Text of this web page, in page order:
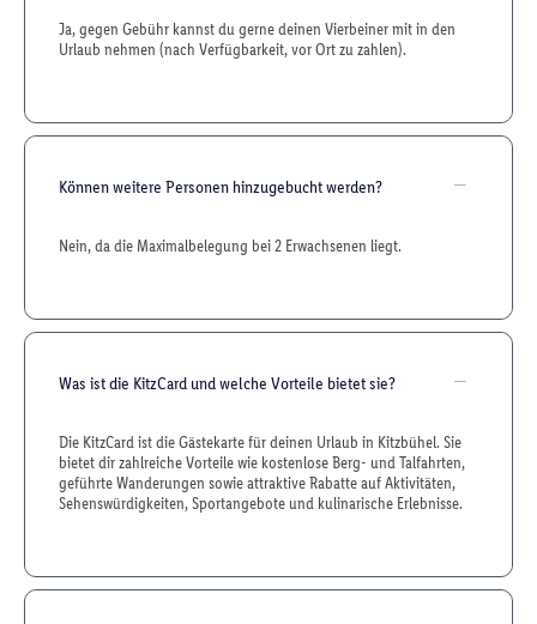
Ja, gegen Gebühr kannst du gerne deinen Vierbeiner mit in den
Urlaub nehmen (nach Verfügbarkeit, vor Ort zu zahlen).
Können weitere Personen hinzugebucht werden?
Nein, da die Maximalbelegung bei 2 Erwachsenen liegt.
Was ist die KitzCard und welche Vorteile bietet sie?
Die KitzCard ist die Gästekarte für deinen Urlaub in Kitzbühel. Sie
bietet dir zahlreiche Vorteile wie kostenlose Berg- und Talfahrten,
geführte Wanderungen sowie attraktive Rabatte auf Aktivitäten,
Sehenswürdigkeiten, Sportangebote und kulinarische Erlebnisse.